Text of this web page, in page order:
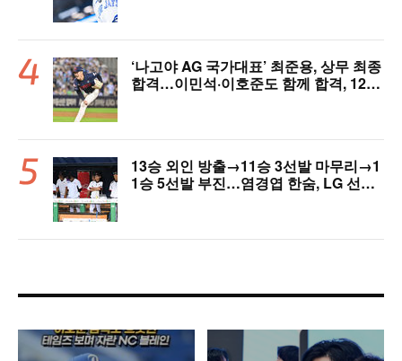
‘나고야 AG 국가대표’ 최준용, 상무 최종
합격…이민석·이호준도 함께 합격, 12월
13승 외인 방출→11승 3선발 마무리→1
1승 5선발 부진…염경엽 한숨, LG 선발